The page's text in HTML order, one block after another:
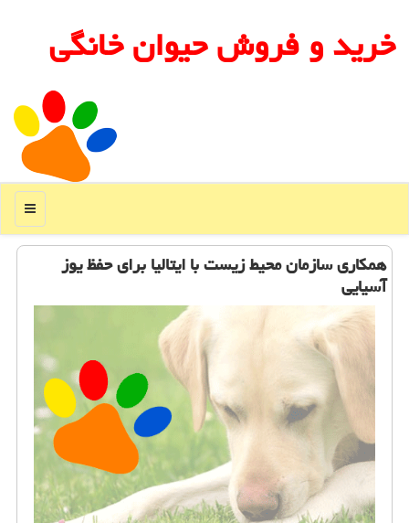
خرید و فروش حیوان خانگی
منو
همكاری سازمان محیط زیست با ایتالیا برای حفظ یوز
آسیایی